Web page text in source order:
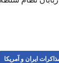
ایران و آمریکا